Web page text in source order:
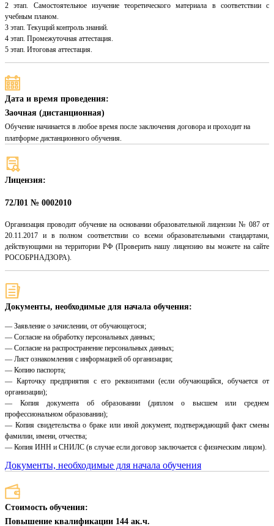
2 этап. Самостоятельное изучение теоретического материала в соответствии с
учебным планом.
3 этап. Текущий контроль знаний.
4 этап. Промежуточная аттестация.
5 этап. Итоговая аттестация.
Дата и время проведения:
Заочная (дистанционная)
Обучение начинается в любое время после заключения договора и проходит на
платформе дистанционного обучения.
Лицензия:
72Л01 № 0002010
Организация проводит обучение на основании образовательной лицензии № 087 от
20.11.2017 и в полном соответствии со всеми образовательными стандартами,
действующими на территории РФ (Проверить нашу лицензию вы можете на сайте
РОСОБРНАДЗОРА).
Документы, необходимые для начала обучения:
— Заявление о зачислении, от обучающегося;
— Согласие на обработку персональных данных;
— Согласие на распространение персональных данных;
— Лист ознакомления с информацией об организации;
— Копию паспорта;
— Карточку предприятия с его реквизитами (если обучающийся, обучается от
организации);
— Копия документа об образовании (диплом о высшем или среднем
профессиональном образовании);
— Копия свидетельства о браке или иной документ, подтверждающий факт смены
фамилии, имени, отчества;
— Копия ИНН и СНИЛС (в случае если договор заключается с физическим лицом).
Документы, необходимые для начала обучения
Стоимость обучения:
Повышение квалификации 144 ак.ч.